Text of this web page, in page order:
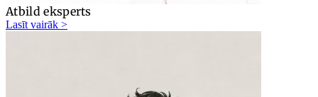
Atbild eksperts
Lasīt vairāk >